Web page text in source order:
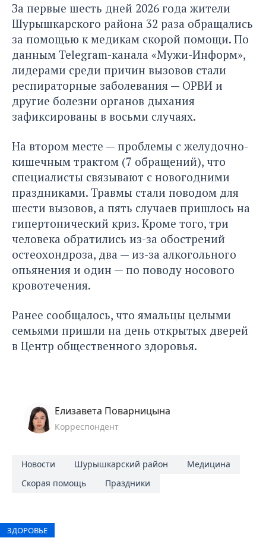
За первые шесть дней 2026 года жители
Шурышкарского района 32 раза обращались
за помощью к медикам скорой помощи. По
данным Telegram-канала «Мужи-Информ»,
лидерами среди причин вызовов стали
респираторные заболевания — ОРВИ и
другие болезни органов дыхания
зафиксированы в восьми случаях.
На втором месте — проблемы с желудочно-
кишечным трактом (7 обращений), что
специалисты связывают с новогодними
праздниками. Травмы стали поводом для
шести вызовов, а пять случаев пришлось на
гипертонический криз. Кроме того, три
человека обратились из-за обострений
остеохондроза, два — из-за алкогольного
опьянения и один — по поводу носового
кровотечения.
Ранее сообщалось, что ямальцы целыми
семьями пришли на день открытых дверей
в Центр общественного здоровья.
Елизавета Поварницына
Корреспондент
Новости Шурышкарский район
Медицина
Скорая помощь
Праздники
ЗДОРОВЬЕ